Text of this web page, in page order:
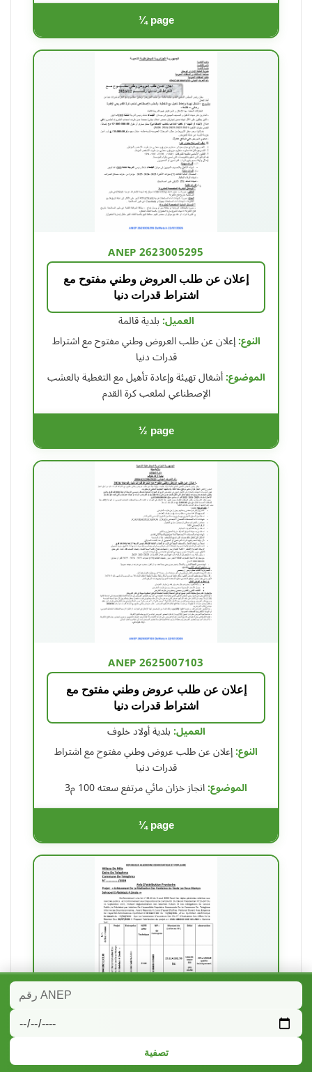
تصفية
¼ page
ANEP 2623005295
إعلان عن طلب العروض وطني مفتوح مع
اشتراط قدرات دنيا
العميل:بلدية قالمة
النوع:إعلان عن طلب العروض وطني مفتوح مع اشتراط
قدرات دنيا
الموضوع:أشغال تهيئة وإعادة تأهيل مع التغطية بالعشب
الإصطناعي لملعب كرة القدم
½ page
ANEP 2625007103
إعلان عن طلب عروض وطني مفتوح مع
اشتراط قدرات دنيا
العميل:بلدية أولاد خلوف
النوع:إعلان عن طلب عروض وطني مفتوح مع اشتراط
قدرات دنيا
الموضوع:انجاز خزان مائي مرتفع سعته 100 م3
¼ page
ANEP 2625007158